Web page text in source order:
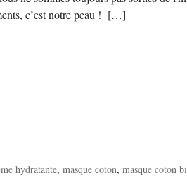
c’est notre peau ! […]
hydratante masque coton masque coton